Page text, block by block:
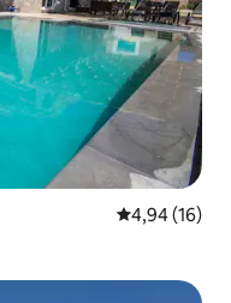
Évaluation
4,94 (16)